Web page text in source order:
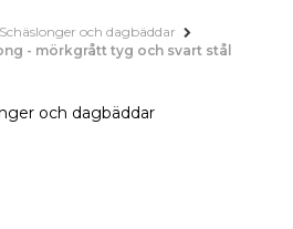
Schäslonger och dagbäddar
- mörkgrått tyg och svart stål
och dagbäddar